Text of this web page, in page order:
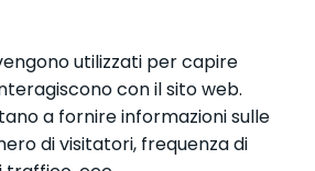
utilizzati per capire
con il sito web.
a fornire informazioni sulle
di visitatori, frequenza di